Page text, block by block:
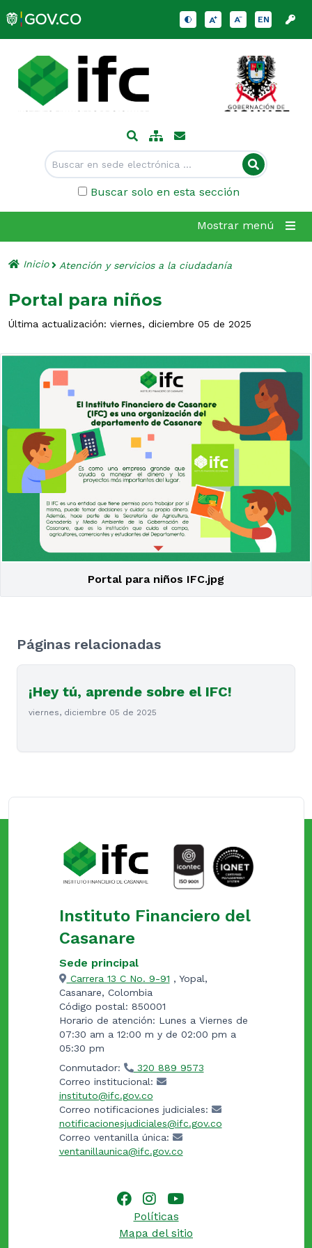
EN
Buscar solo en esta sección
Mostrar menú
Inicio Atención y servicios a la ciudadanía
Portal para niños
Última actualización: viernes, diciembre 05 de 2025
Portal para niños IFC.jpg
Páginas relacionadas
¡Hey tú, aprende sobre el IFC!
viernes, diciembre 05 de 2025
Instituto Financiero del
Casanare
Sede principal
Carrera 13 C No. 9-91 , Yopal,
Casanare, Colombia
Código postal: 850001
Horario de atención: Lunes a Viernes de
07:30 am a 12:00 m y de 02:00 pm a
05:30 pm
Conmutador:
320 889 9573
Correo institucional:
instituto@ifc.gov.co
Correo notificaciones judiciales:
notificacionesjudiciales@ifc.gov.co
Correo ventanilla única:
ventanillaunica@ifc.gov.co
Políticas
Mapa del sitio